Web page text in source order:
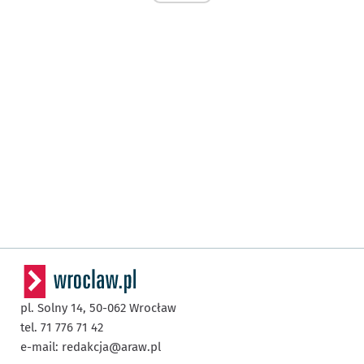
pl. Solny 14, 50-062 Wrocław
tel. 71 776 71 42
e-mail: redakcja@araw.pl